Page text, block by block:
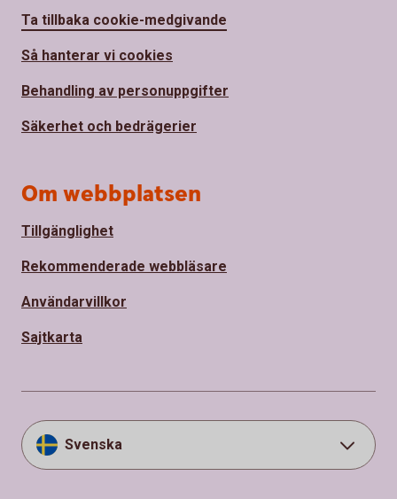
Ta tillbaka cookie-medgivande
Så hanterar vi cookies
Behandling av personuppgifter
Säkerhet och bedrägerier
Om webbplatsen
Tillgänglighet
Rekommenderade webbläsare
Användarvillkor
Sajtkarta
Svenska